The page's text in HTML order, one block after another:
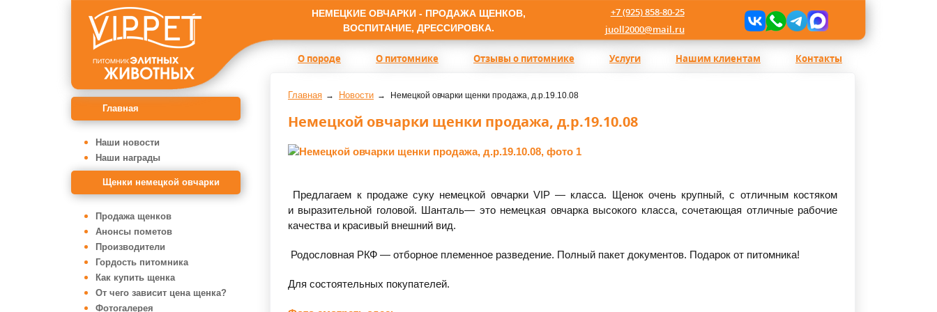
НЕМЕЦКИЕ ОВЧАРКИ - ПРОДАЖА ЩЕНКОВ,
ВОСПИТАНИЕ, ДРЕССИРОВКА.
+7 (925) 858-80-25
juoll2000@mail.ru
О породе О питомнике Отзывы о питомнике Услуги Нашим клиентам Контакты
Главная
Наши новости
Наши награды
Щенки немецкой овчарки
Продажа щенков
Анонсы пометов
Производители
Гордость питомника
Как купить щенка
От чего зависит цена щенка?
Фотогалерея
Главная Новости Немецкой овчарки щенки продажа, д.р.19.10.08
Немецкой овчарки щенки продажа, д.р.19.10.08
Предлагаем к продаже суку немецкой овчарки VIP — класса. Щенок очень крупный, с отличным костяком
и выразительной головой. Шанталь— это немецкая овчарка высокого класса, сочетающая отличные рабочие
качества и красивый внешний вид.
Родословная РКФ — отборное племенное разведение. Полный пакет документов. Подарок от питомника!
Для состоятельных покупателей.